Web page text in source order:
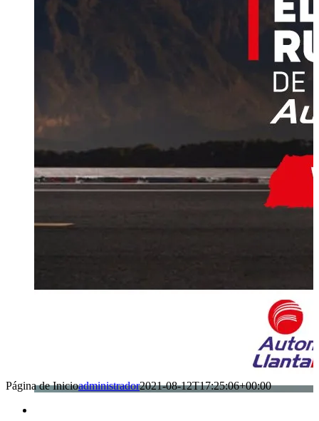
Página de Inicioadministrador2021-08-12T17:25:06+00:00